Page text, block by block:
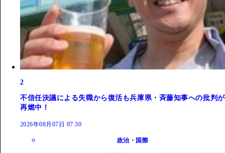
2
不信任決議による失職から復活も兵庫県・斉藤知事への批判が
再燃中！
2026年08月07日 07:30
政治・国際